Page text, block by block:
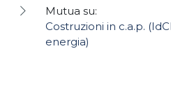
Mutua su:
Costruzioni in c.a.p.
energia)